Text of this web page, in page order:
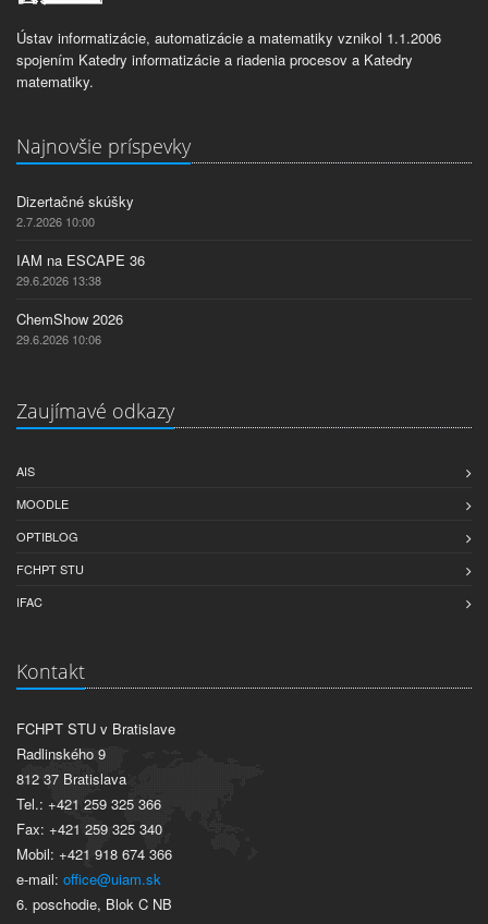
Ústav informatizácie, automatizácie a matematiky vznikol 1.1.2006
spojením Katedry informatizácie a riadenia procesov a Katedry
matematiky.
Najnovšie príspevky
Dizertačné skúšky
2.7.2026 10:00
IAM na ESCAPE 36
29.6.2026 13:38
ChemShow 2026
29.6.2026 10:06
Zaujímavé odkazy
AIS
MOODLE
OPTIBLOG
FCHPT STU
IFAC
Kontakt
FCHPT STU v Bratislave
Radlinského 9
812 37 Bratislava
Tel.: +421 259 325 366
Fax: +421 259 325 340
Mobil: +421 918 674 366
e-mail: office@uiam.sk
6. poschodie, Blok C NB